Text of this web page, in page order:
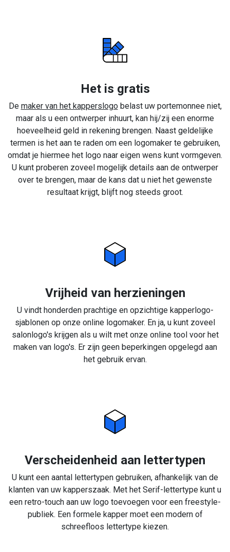
Het is gratis
De maker van het kapperslogobelast uw portemonnee niet,
maar als u een ontwerper inhuurt, kan hij/zij een enorme
hoeveelheid geld in rekening brengen. Naast geldelijke
termen is het aan te raden om een logomaker te gebruiken,
omdat je hiermee het logo naar eigen wens kunt vormgeven.
U kunt proberen zoveel mogelijk details aan de ontwerper
over te brengen, maar de kans dat u niet het gewenste
resultaat krijgt, blijft nog steeds groot.
Vrijheid van herzieningen
U vindt honderden prachtige en opzichtige kapperlogo-
sjablonen op onze online logomaker. En ja, u kunt zoveel
salonlogo's krijgen als u wilt met onze online tool voor het
maken van logo's. Er zijn geen beperkingen opgelegd aan
het gebruik ervan.
Verscheidenheid aan lettertypen
U kunt een aantal lettertypen gebruiken, afhankelijk van de
klanten van uw kapperszaak. Met het Serif-lettertype kunt u
een retro-touch aan uw logo toevoegen voor een freestyle-
publiek. Een formele kapper moet een modern of
schreefloos lettertype kiezen.